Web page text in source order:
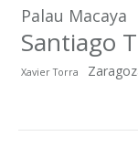
Palau Macaya
Santiago
Xavier Torra